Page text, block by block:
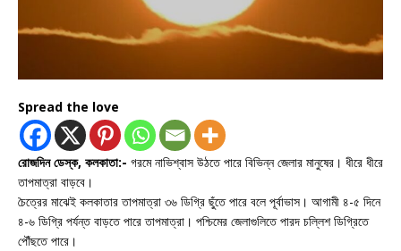
Spread the love
রোজদিন ডেস্ক, কলকাতা:- গরমে নাভিশ্বাস উঠতে পারে বিভিন্ন জেলার মানুষের। ধীরে ধীরে
তাপমাত্রা বাড়বে।
চৈত্রের মাঝেই কলকাতার তাপমাত্রা ৩৬ ডিগ্রি ছুঁতে পারে বলে পূর্বাভাস। আগামী ৪-৫ দিনে
৪-৬ ডিগ্রি পর্যন্ত বাড়তে পারে তাপমাত্রা। পশ্চিমের জেলাগুলিতে পারদ চল্লিশ ডিগ্রিতে
পৌঁছতে পারে।